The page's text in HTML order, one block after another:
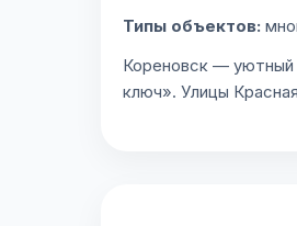
Типы объектов:
Кореновск — уютный
ключ». Улицы